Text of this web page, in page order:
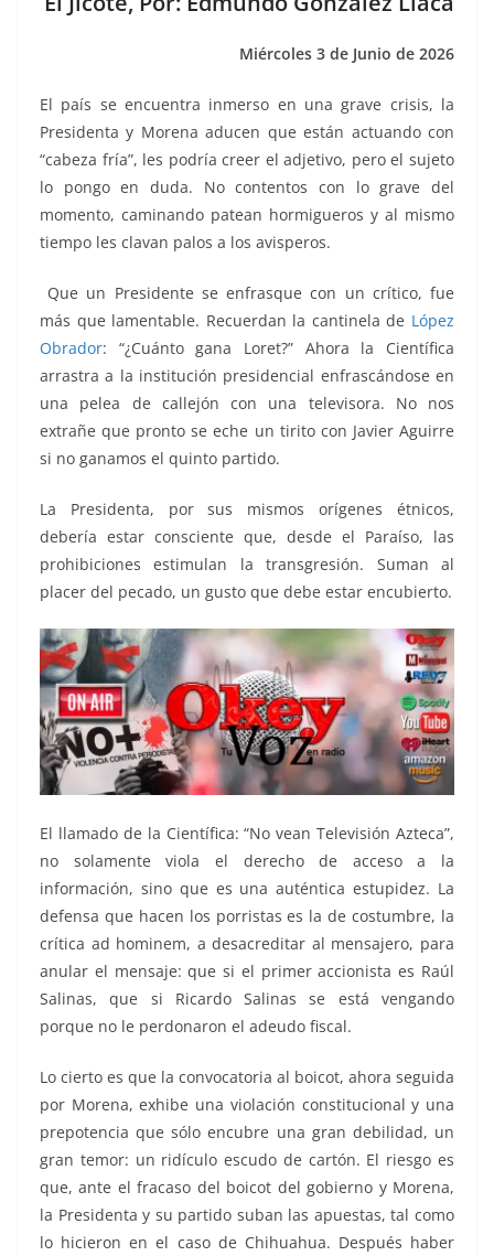
Miércoles 3 de Junio de 2026
El país se encuentra inmerso en una grave crisis, la
Presidenta y Morena aducen que están actuando con
“cabeza fría”, les podría creer el adjetivo, pero el sujeto
lo pongo en duda. No contentos con lo grave del
momento, caminando patean hormigueros y al mismo
tiempo les clavan palos a los avisperos.
Que un Presidente se enfrasque con un crítico, fue
más que lamentable. Recuerdan la cantinela de López
Obrador: “¿Cuánto gana Loret?” Ahora la Científica
arrastra a la institución presidencial enfrascándose en
una pelea de callejón con una televisora. No nos
extrañe que pronto se eche un tirito con Javier Aguirre
si no ganamos el quinto partido.
La Presidenta, por sus mismos orígenes étnicos,
debería estar consciente que, desde el Paraíso, las
prohibiciones estimulan la transgresión. Suman al
placer del pecado, un gusto que debe estar encubierto.
El llamado de la Científica: “No vean Televisión Azteca”,
no solamente viola el derecho de acceso a la
información, sino que es una auténtica estupidez. La
defensa que hacen los porristas es la de costumbre, la
crítica ad hominem, a desacreditar al mensajero, para
anular el mensaje: que si el primer accionista es Raúl
Salinas, que si Ricardo Salinas se está vengando
porque no le perdonaron el adeudo fiscal.
Lo cierto es que la convocatoria al boicot, ahora seguida
por Morena, exhibe una violación constitucional y una
prepotencia que sólo encubre una gran debilidad, un
gran temor: un ridículo escudo de cartón. El riesgo es
que, ante el fracaso del boicot del gobierno y Morena,
la Presidenta y su partido suban las apuestas, tal como
lo hicieron en el caso de Chihuahua. Después haber